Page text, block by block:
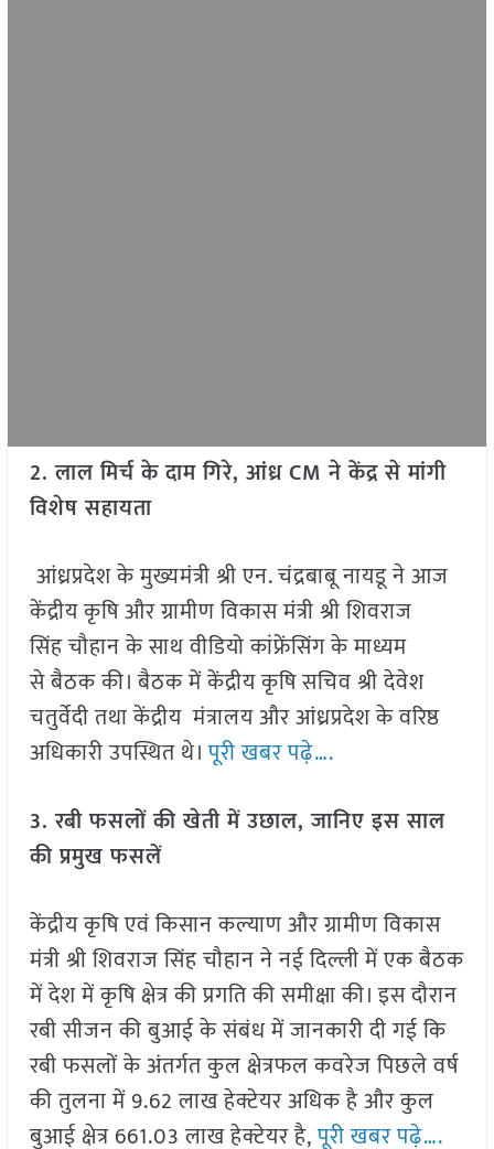
2. लाल मिर्च के दाम गिरे, आंध्र CM ने केंद्र से मांगी
विशेष सहायता
आंध्रप्रदेश के मुख्यमंत्री श्री एन. चंद्रबाबू नायडू ने आज
केंद्रीय कृषि और ग्रामीण विकास मंत्री श्री शिवराज
सिंह चौहान के साथ वीडियो कांफ्रेंसिंग के माध्यम
से बैठक की। बैठक में केंद्रीय कृषि सचिव श्री देवेश
चतुर्वेदी तथा केंद्रीय मंत्रालय और आंध्रप्रदेश के वरिष्ठ
अधिकारी उपस्थित थे।पूरी खबर पढ़े….
3. रबी फसलों की खेती में उछाल, जानिए इस साल
की प्रमुख फसलें
केंद्रीय कृषि एवं किसान कल्याण और ग्रामीण विकास
मंत्री श्री शिवराज सिंह चौहान ने नई दिल्ली में एक बैठक
में देश में कृषि क्षेत्र की प्रगति की समीक्षा की। इस दौरान
रबी सीजन की बुआई के संबंध में जानकारी दी गई कि
रबी फसलों के अंतर्गत कुल क्षेत्रफल कवरेज पिछले वर्ष
की तुलना में 9.62 लाख हेक्टेयर अधिक है और कुल
बुआई क्षेत्र 661.03 लाख हेक्टेयर है,पूरी खबर पढ़े….